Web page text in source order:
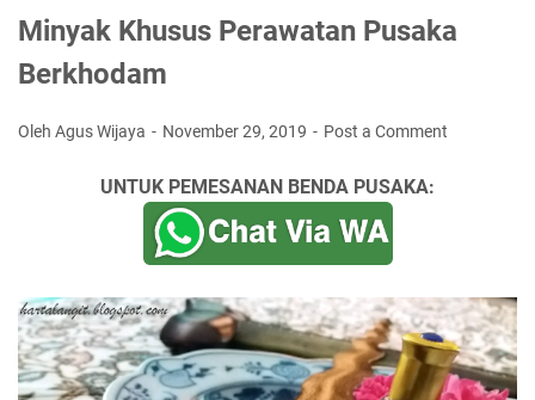
Minyak Khusus Perawatan Pusaka
Berkhodam
Oleh Agus Wijaya November 29, 2019 Post a Comment
UNTUK PEMESANAN BENDA PUSAKA: